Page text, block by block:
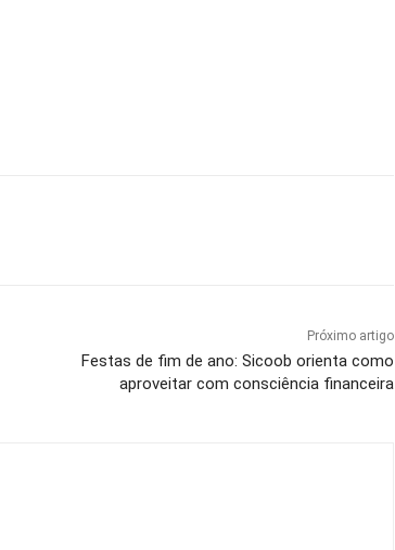
Próximo artigo
Festas de fim de ano: Sicoob orienta como
aproveitar com consciência financeira